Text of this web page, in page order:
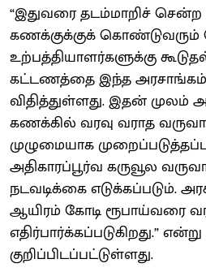
“இதுவரை தடம்மாறிச்
கணக்குக்குக் கொண்டுவரும்
உற்பத்தியாளர்களுக்கு
கட்டணத்தை இந்த
விதித்துள்ளது. இதன் முலம்
கணக்கில் வரவு வராத
முழுமையாக
அதிகாரப்பூர்வ கருவூல
நடவடிக்கை எடுக்கப்படும்.
ஆயிரம் கோடி ரூபாய்வரை
எதிர்பார்க்கப்படுகிறது.”
குறிப்பிடப்பட்டுள்ளது.